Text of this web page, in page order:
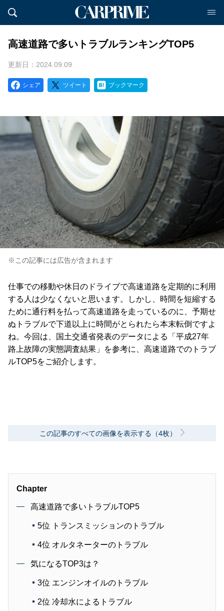
高速道路で多いトラブルランキングTOP5
更新日：2024.09.09
シェア ツイート ブックマーク
※この記事には広告が含まれます
仕事での移動や休日のドライブで高速道路を定期的に利用
する人は少なくないと思います。しかし、時間を短縮する
ために通行料を払って高速道路を走っているのに、予期せ
ぬトラブルで下道以上に時間がとられたら本末転倒ですよ
ね。今回は、国土交通省発表のデータによる「平成27年
路上故障の実態調査結果」を参考に、高速道路でのトラブ
ルTOP5をご紹介します。
この記事のすべての画像を表示する（4枚）
Chapter
高速道路で多いトラブルTOP5
5位 トランスミッションのトラブル
4位 オルタネーターのトラブル
気になるTOP3は？
3位 エンジンオイルのトラブル
2位 冷却水によるトラブル